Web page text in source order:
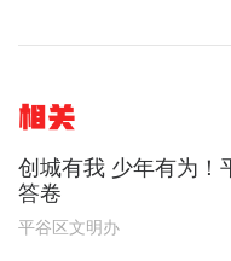
相关
创城有我 少年有为！
答卷
平谷区文明办